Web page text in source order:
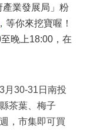
產業發展局」粉
，等你來挖寶喔！
晚上18:00，在
3月30-31日南投
縣茶葉、梅子
週，市集即可買